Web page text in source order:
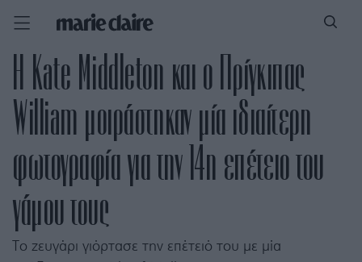
Η Kate Middleton και ο Πρίγκιπας
William μοιράστηκαν μία ιδιαίτερη
φωτογραφία για την 14η επέτειo του
γάμου τους
Το ζευγάρι γιόρτασε την επέτειό του με μία